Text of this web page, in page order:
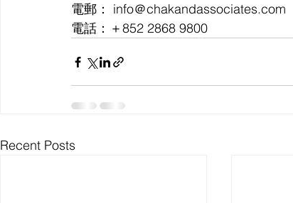
電郵： info＠chakandassociates.com
電話：＋852 2868 9800
Recent Posts